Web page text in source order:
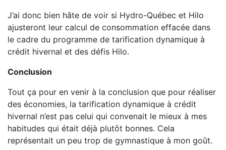
J’ai donc bien hâte de voir si Hydro-Québec et Hilo
ajusteront leur calcul de consommation effacée dans
le cadre du programme de tarification dynamique à
crédit hivernal et des défis Hilo.
Conclusion
Tout ça pour en venir à la conclusion que pour réaliser
des économies, la tarification dynamique à crédit
hivernal n’est pas celui qui convenait le mieux à mes
habitudes qui était déjà plutôt bonnes. Cela
représentait un peu trop de gymnastique à mon goût.